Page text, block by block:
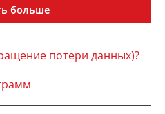
больше
потери данных)?